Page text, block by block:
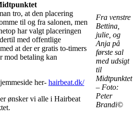
Fra venstre
Bettina,
julie, og
Anja på
første sal
med udsigt
til
Midtpunktet
– Foto:
Peter
Brandi©
tro, at den placering
til og fra salonen, men
har valgt placeringen
med offentlige
at der er gratis to-timers
mod betaling kan
her- hairbeat.dk/
ønsker vi alle i Hairbeat